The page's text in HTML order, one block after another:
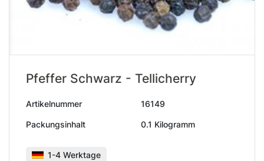
Pfeffer Schwarz - Tellicherry
Artikelnummer 16149
Packungsinhalt 0.1 Kilogramm
1-4 Werktage